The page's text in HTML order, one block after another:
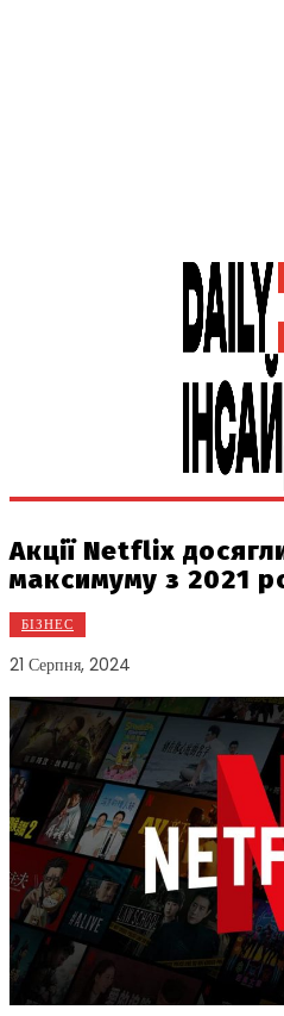
Акції Netflix
максимуму з 2021
БІЗНЕС
21 Серпня, 2024